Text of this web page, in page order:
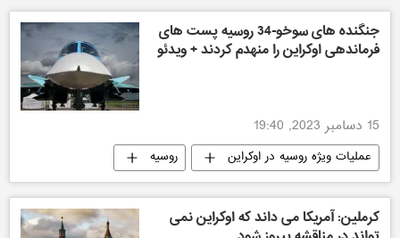
جنگنده های سوخو-34 روسیه پست های
فرماندهی اوکراین را منهدم کردند + ویدئو
15 دسامبر 2023, 19:40
عملیات ویژه روسیه در اوکراین
روسیه
اوکراین
ویدیو کلوب
کرملین: آمریکا می داند که اوکراین نمی